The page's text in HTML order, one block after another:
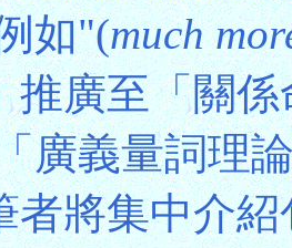
如"(much
推廣至「關
廣義量詞理
者將集中介